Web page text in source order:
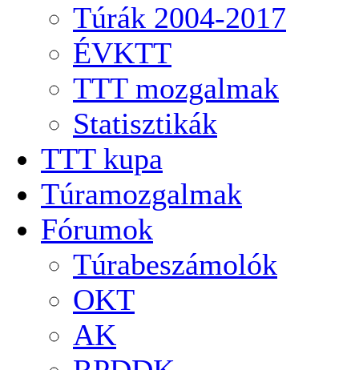
Túrák 2004-2017
ÉVKTT
TTT mozgalmak
Statisztikák
TTT kupa
Túramozgalmak
Fórumok
Túrabeszámolók
OKT
AK